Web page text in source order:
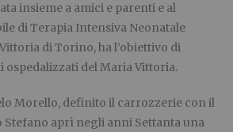
insieme a amici e parenti e al
di Terapia Intensiva Neonatale
di Torino, ha l’obiettivo di
ospedalizzati del Maria Vittoria.
Morello, definito il carrozzerie con il
aprì negli anni Settanta una